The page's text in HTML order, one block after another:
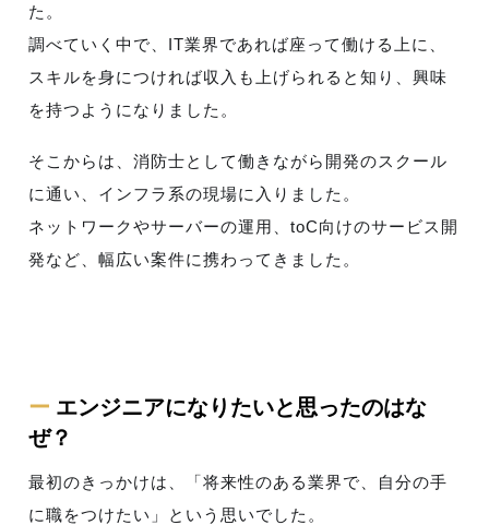
た。
調べていく中で、IT業界であれば座って働ける上に、
スキルを身につければ収入も上げられると知り、興味
を持つようになりました。
そこからは、消防士として働きながら開発のスクール
に通い、インフラ系の現場に入りました。
ネットワークやサーバーの運用、toC向けのサービス開
発など、幅広い案件に携わってきました。
ー エンジニアになりたいと思ったのはな
ぜ？
最初のきっかけは、「将来性のある業界で、自分の手
に職をつけたい」という思いでした。